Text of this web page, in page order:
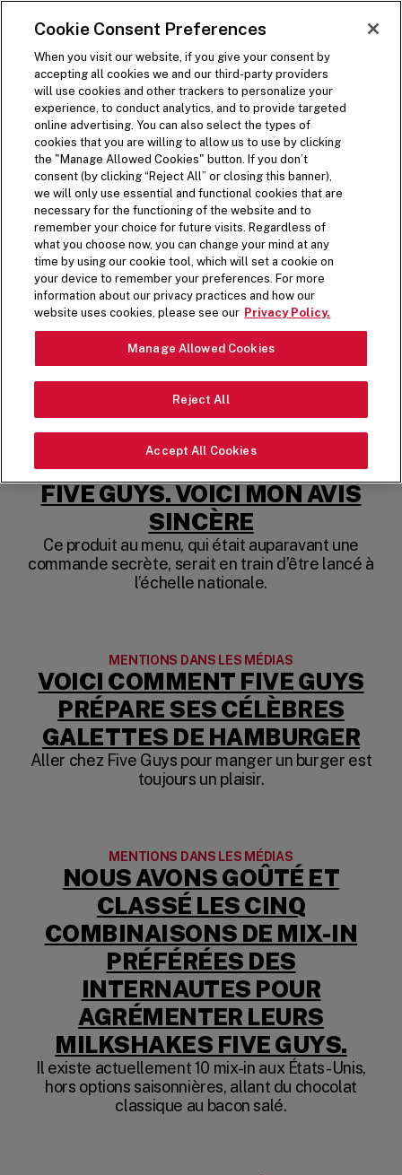
SKIP TO MAIN CONTENT
Open Site Navigation
Visit the Five Guys homepage
FIVE GUYS NEWS
Extra, extra doesn't just apply to our toppings. Here's
where you'll find Five Guys news updates.
HOT OFF THE PRESS
NEWS
MENTIONS DANS LES
MENTIONS DANS LES MÉDIAS
J’AI GOÛTÉ LE PATTY MELT DE
FIVE GUYS. VOICI MON AVIS
SINCÈRE(OPENS IN A
Ce produit au menu, qui était auparavant une
commande secrète, serait en train d’être lancé à
l’échelle nationale.
MENTIONS DANS LES MÉDIAS
VOICI COMMENT FIVE GUYS
PRÉPARE SES CÉLÈBRES
GALETTES DE HAMBURGER
Aller chez Five Guys pour manger un burger est
toujours un plaisir.
MENTIONS DANS LES MÉDIAS
NOUS AVONS GOÛTÉ ET
CLASSÉ LES CINQ
COMBINAISONS DE MIX-IN
PRÉFÉRÉES DES
INTERNAUTES POUR
AGRÉMENTER LEURS
MILKSHAKES FIVE GUYS.
Il existe actuellement 10 mix-in aux États-Unis,
hors options saisonnières, allant du chocolat
classique au bacon salé.
Cookie Consent Preferences
When you visit our website, if you give your consent by
accepting all cookies we and our third-party providers
will use cookies and other trackers to personalize your
experience, to conduct analytics, and to provide targeted
online advertising. You can also select the types of
cookies that you are willing to allow us to use by clicking
the "Manage Allowed Cookies" button. If you don’t
consent (by clicking “Reject All” or closing this banner),
we will only use essential and functional cookies that are
necessary for the functioning of the website and to
remember your choice for future visits. Regardless of
what you choose now, you can change your mind at any
time by using our cookie tool, which will set a cookie on
your device to remember your preferences. For more
information about our privacy practices and how our
website uses cookies, please see our Privacy Policy.
Manage Allowed Cookies
Reject All
Accept All Cookies